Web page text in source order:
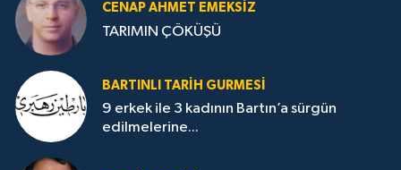
CENAP AHMET EMEKSİZ
TARIMIN ÇÖKÜŞÜ
BARTINLI TARIH GURMESI
9 erkek ile 3 kadının Bartın’a sürgün
edilmelerine...